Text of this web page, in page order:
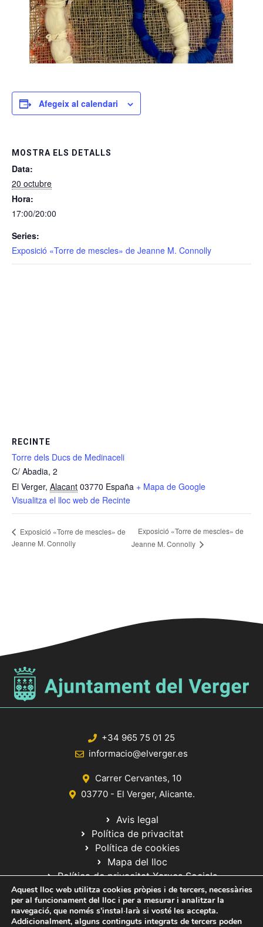
Afegeix al calendari
MOSTRA ELS DETALLS
Data:
20 octubre
Hora:
17:00/20:00
Series:
Exposició «Torre de mescles» de Jeanne M. Connolly
RECINTE
Torre dels Ducs de Medinaceli
C/ Abadia, 2
El Verger, Alacant 03770 España + Mapa de Google
Visualitza el lloc web de Recinte
Exposició «Torre de mescles» de
Jeanne M. Connolly
Exposició «Torre de mescles» de
Jeanne M. Connolly
+34 965 75 01 25
informacio@elverger.es
Carrer Cervantes, 10
03770 - El Verger, Alicante.
Avis legal
Política de privacitat
Política de cookies
Mapa del lloc
Política de privacitat Xarxes Socials
Aquest lloc web utilitza cookies pròpies i de tercers, necessàries
per al funcionament del lloc i per a mesurar i analitzar la
navegació, que només s'instal·larà si vosté les accepta.
Addicionalment, alguns continguts integrats de tercers poden